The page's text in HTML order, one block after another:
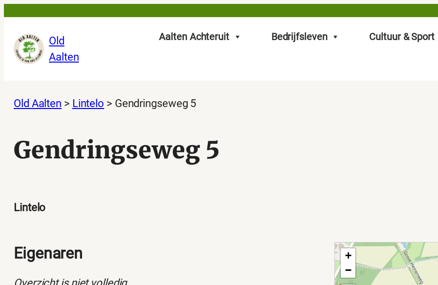
de
inhoud
Old
Aalten
Aalten Achteruit Bedrijfsleven Cultuur & Sport
Old Aalten > Lintelo > Gendringseweg 5
Gendringseweg 5
Lintelo
Eigenaren
+
−